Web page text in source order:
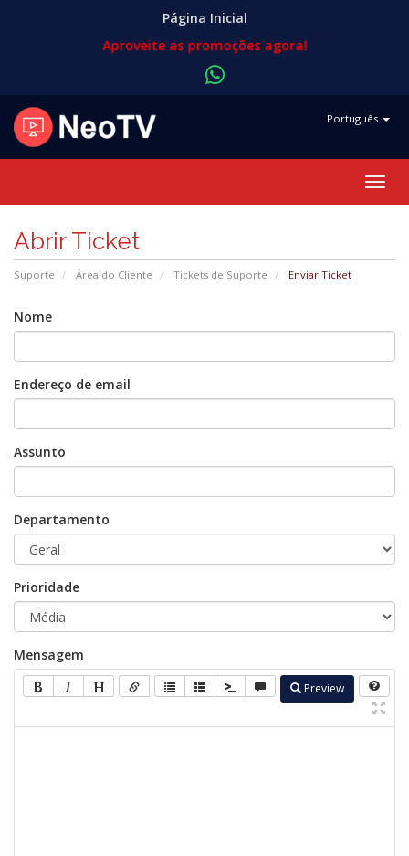
Página Inicial
Aproveite as promoções agora!
Português
Abrir Ticket
Suporte Área do Cliente Tickets de Suporte Enviar Ticket
Nome
Endereço de email
Assunto
Departamento
Prioridade
Mensagem
Preview